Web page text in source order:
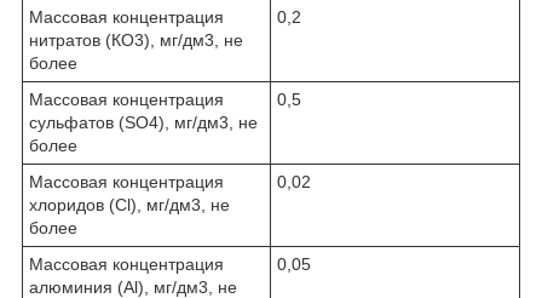
Массовая концентрация
нитратов (КО3), мг/дм3 , не
более
0,2
Массовая концентрация
сульфатов (SO4), мг/дм3 , не
более
0,5
Массовая концентрация
хлоридов (Сl), мг/дм3 , не
более
0,02
Массовая концентрация
алюминия (Аl), мг/дм3 , не
0,05